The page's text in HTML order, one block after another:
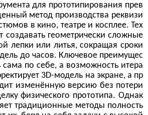
для прототипирования прев
метод производства реквизи
в кино, театре и косплее. Тех
создавать геометрически сложные
лепки или литья, сокращая сроки
до часов. Ключевое преимущес
по себе, а возможность итера
3D-модель на экране, а пр
изменённую версию без потери
физического прототипа. Однак
традиционные методы полность